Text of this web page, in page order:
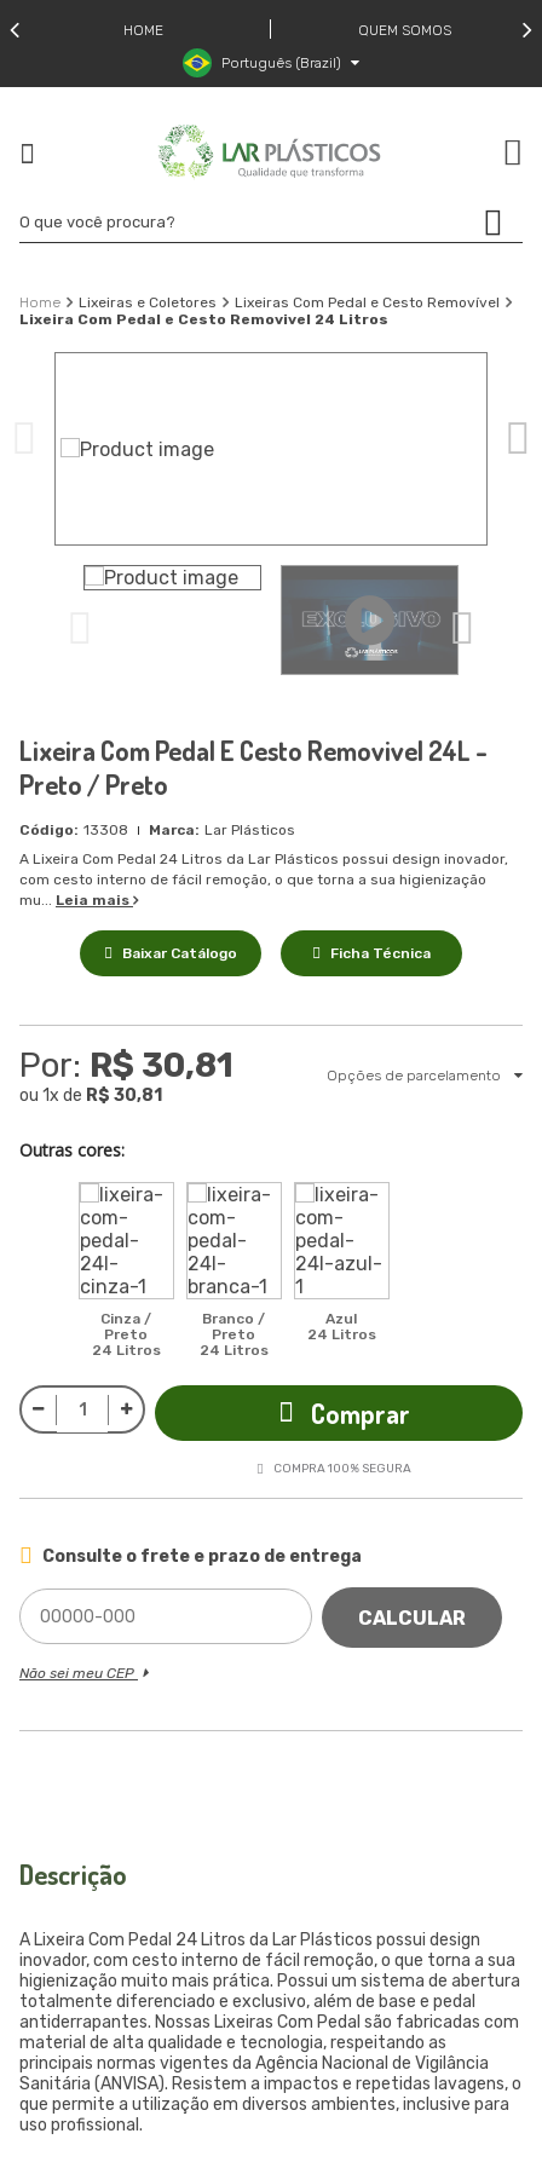
HOME
QUEM SOMOS
Português (Brazil)
Lixeiras e Coletores
Lixeiras Com Pedal e Cesto Removível
Lixeira Com Pedal e Cesto Removivel 24 Litros
Lixeira Com Pedal E Cesto Removivel 24L -
Preto / Preto
13308
Lar Plásticos
A Lixeira Com Pedal 24 Litros da Lar Plásticos possui design inovador,
com cesto interno de fácil remoção, o que torna a sua higienização
mu... Leia mais
Baixar Catálogo Ficha Técnica
Por: R$ 30,81
ou 1x de R$ 30,81
Opções de parcelamento
Outras cores:
Cinza /
Preto
24 Litros
Branco /
Preto
24 Litros
Azul
24 Litros
Comprar
COMPRA 100% SEGURA
Consulte o frete e prazo de entrega
CALCULAR
Não sei meu CEP
Descrição
A Lixeira Com Pedal 24 Litros da Lar Plásticos possui design
inovador, com cesto interno de fácil remoção, o que torna a sua
higienização muito mais prática. Possui um sistema de abertura
totalmente diferenciado e exclusivo, além de base e pedal
antiderrapantes. Nossas Lixeiras Com Pedal são fabricadas com
material de alta qualidade e tecnologia, respeitando as
principais normas vigentes da Agência Nacional de Vigilância
Sanitária (ANVISA). Resistem a impactos e repetidas lavagens, o
que permite a utilização em diversos ambientes, inclusive para
uso profissional.